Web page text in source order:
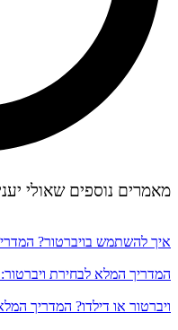
מאמרים נוספים שאולי
איך להשתמש בויברטור?
המדריך המלא לבחירת
ויברטור או דילדו? המדריך